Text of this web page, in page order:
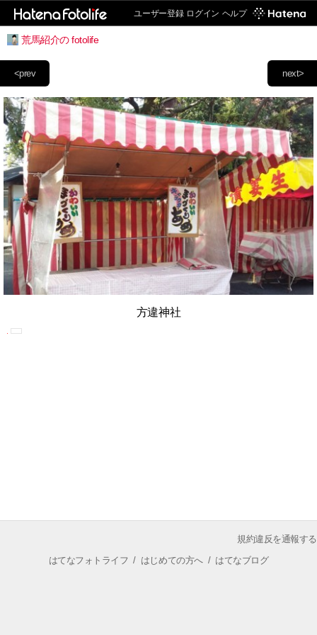
ユーザー登録 ログイン ヘルプ
荒馬紹介の fotolife
next>
<prev
方違神社
規約違反を通報する
はてなフォトライフ / はじめての方へ/ はてなブログ